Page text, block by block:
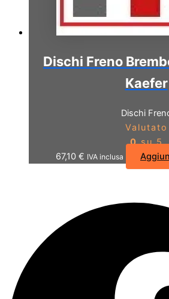
Dischi Freno
Kaefer
Dischi
Valutato
0su 5
67,10 € IVA inclusa